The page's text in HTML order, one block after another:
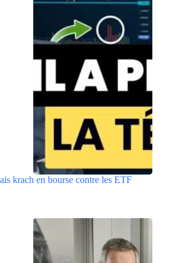
krach en bourse contre les ETF